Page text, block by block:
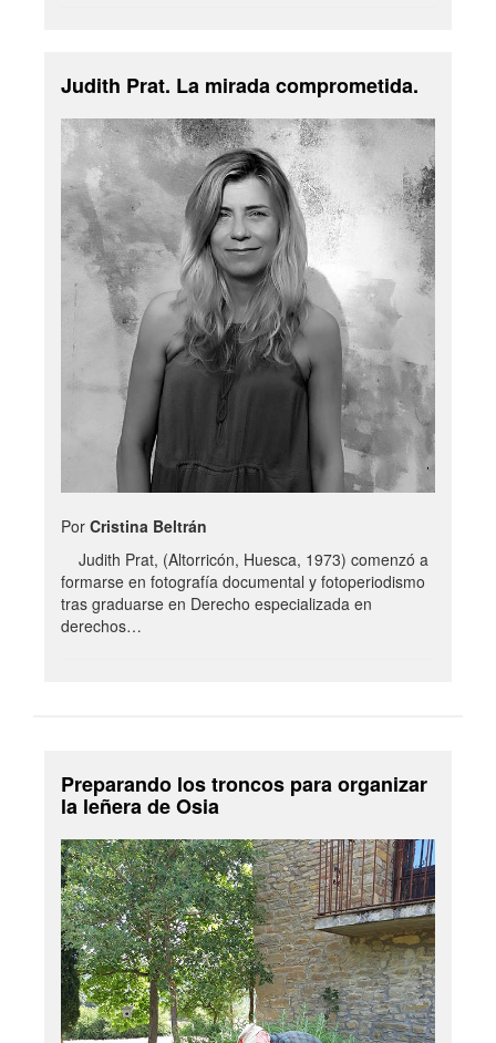
Judith Prat. La mirada comprometida.
Por Cristina Beltrán
Judith Prat, (Altorricón, Huesca, 1973) comenzó a
formarse en fotografía documental y fotoperiodismo
tras graduarse en Derecho especializada en
derechos…
Preparando los troncos para organizar
la leñera de Osia